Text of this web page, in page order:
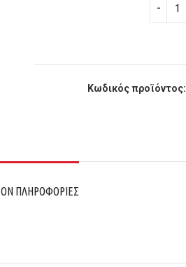
Κωδικός προϊόντος:
ΠΛΗΡΟΦΟΡΊΕΣ